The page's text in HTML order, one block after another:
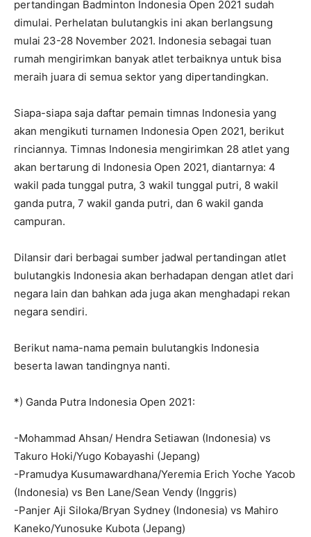
pertandingan Badminton Indonesia Open 2021 sudah
dimulai. Perhelatan bulutangkis ini akan berlangsung
mulai 23-28 November 2021. Indonesia sebagai tuan
rumah mengirimkan banyak atlet terbaiknya untuk bisa
meraih juara di semua sektor yang dipertandingkan.
Siapa-siapa saja daftar pemain timnas Indonesia yang
akan mengikuti turnamen Indonesia Open 2021, berikut
rinciannya. Timnas Indonesia mengirimkan 28 atlet yang
akan bertarung di Indonesia Open 2021, diantarnya: 4
wakil pada tunggal putra, 3 wakil tunggal putri, 8 wakil
ganda putra, 7 wakil ganda putri, dan 6 wakil ganda
campuran.
Dilansir dari berbagai sumber jadwal pertandingan atlet
bulutangkis Indonesia akan berhadapan dengan atlet dari
negara lain dan bahkan ada juga akan menghadapi rekan
negara sendiri.
Berikut nama-nama pemain bulutangkis Indonesia
beserta lawan tandingnya nanti.
*) Ganda Putra Indonesia Open 2021:
-Mohammad Ahsan/ Hendra Setiawan (Indonesia) vs
Takuro Hoki/Yugo Kobayashi (Jepang)
-Pramudya Kusumawardhana/Yeremia Erich Yoche Yacob
(Indonesia) vs Ben Lane/Sean Vendy (Inggris)
-Panjer Aji Siloka/Bryan Sydney (Indonesia) vs Mahiro
Kaneko/Yunosuke Kubota (Jepang)